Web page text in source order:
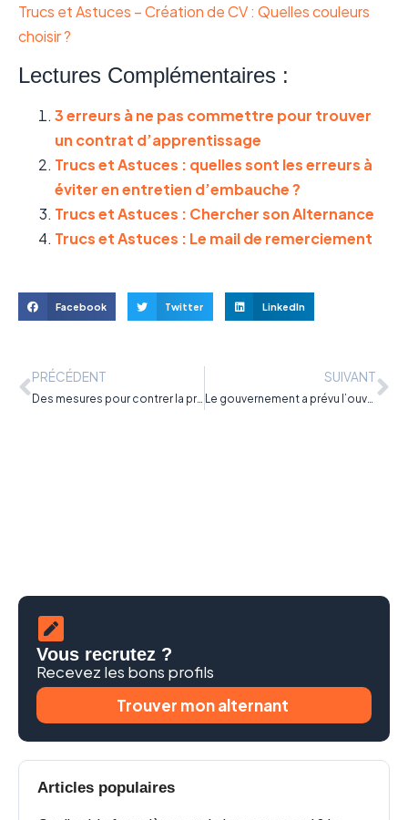
Trucs et Astuces – Création de CV : Quelles couleurs
choisir ?
Lectures Complémentaires :
3 erreurs à ne pas commettre pour trouver
un contrat d’apprentissage
Trucs et Astuces : quelles sont les erreurs à
éviter en entretien d’embauche ?
Trucs et Astuces : Chercher son Alternance
Trucs et Astuces : Le mail de remerciement
Facebook Twitter LinkedIn
PRÉCÉDENT
Des mesures pour contrer la précarité des apprentis
SUIVANT
Le gouvernement a prévu l’ouverture de 10 000 postes en apprentissage dans le secteur de la santé
Vous recrutez ?
Recevez les bons profils
Trouver mon alternant
Articles populaires